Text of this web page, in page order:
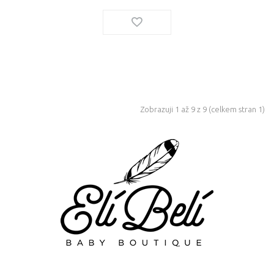
Zobrazuji 1 až 9 z 9 (celkem stran 1)